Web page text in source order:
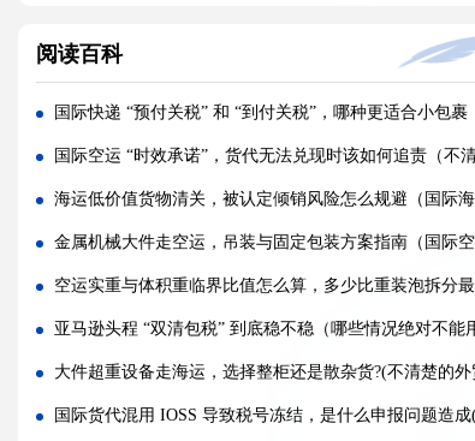
国际空运和国际快递到底有哪些核心区别（国际物流干货
跨境卖家亚马逊 FBA 发货用什么国际快递渠道?(亚马逊
加急国际快递真的能提速吗，靠谱吗?(国际快递干货知识
旺季国际快递大面积延误该怎么提前规避?(国际快递干
国际快递迟迟不更新物流，是什么原因造成的?(国际快
国际快递清关失败，包裹会原路退回吗?(国际快递干货
电子产品、电池走国际快递有什么特殊要求?(不清楚的外
国际快递被海关扣件，一般该如何处理?(国际快递干货
国际快递首重续重是什么意思，该怎么理解?(国际快递干
阅读百科
国际快递 “预付关税” 和 “到付关税”，哪种更适合小包裹
国际空运 “时效承诺”，货代无法兑现时该如何追责（不
海运低价值货物清关，被认定倾销风险怎么规避（国际海
金属机械大件走空运，吊装与固定包装方案指南（国际空
空运实重与体积重临界比值怎么算，多少比重装泡拆分
亚马逊头程 “双清包税” 到底稳不稳（哪些情况绝对不能
大件超重设备走海运，选择整柜还是散杂货?(不清楚的
国际货代混用 IOSS 导致税号冻结，是什么申报问题造